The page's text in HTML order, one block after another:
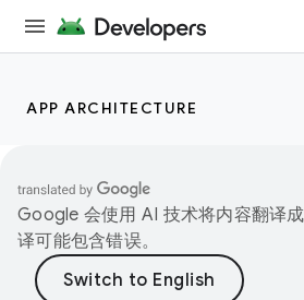
APP ARCHITECTURE
Google 会使用 AI 技术将内容翻译
译可能包含错误。